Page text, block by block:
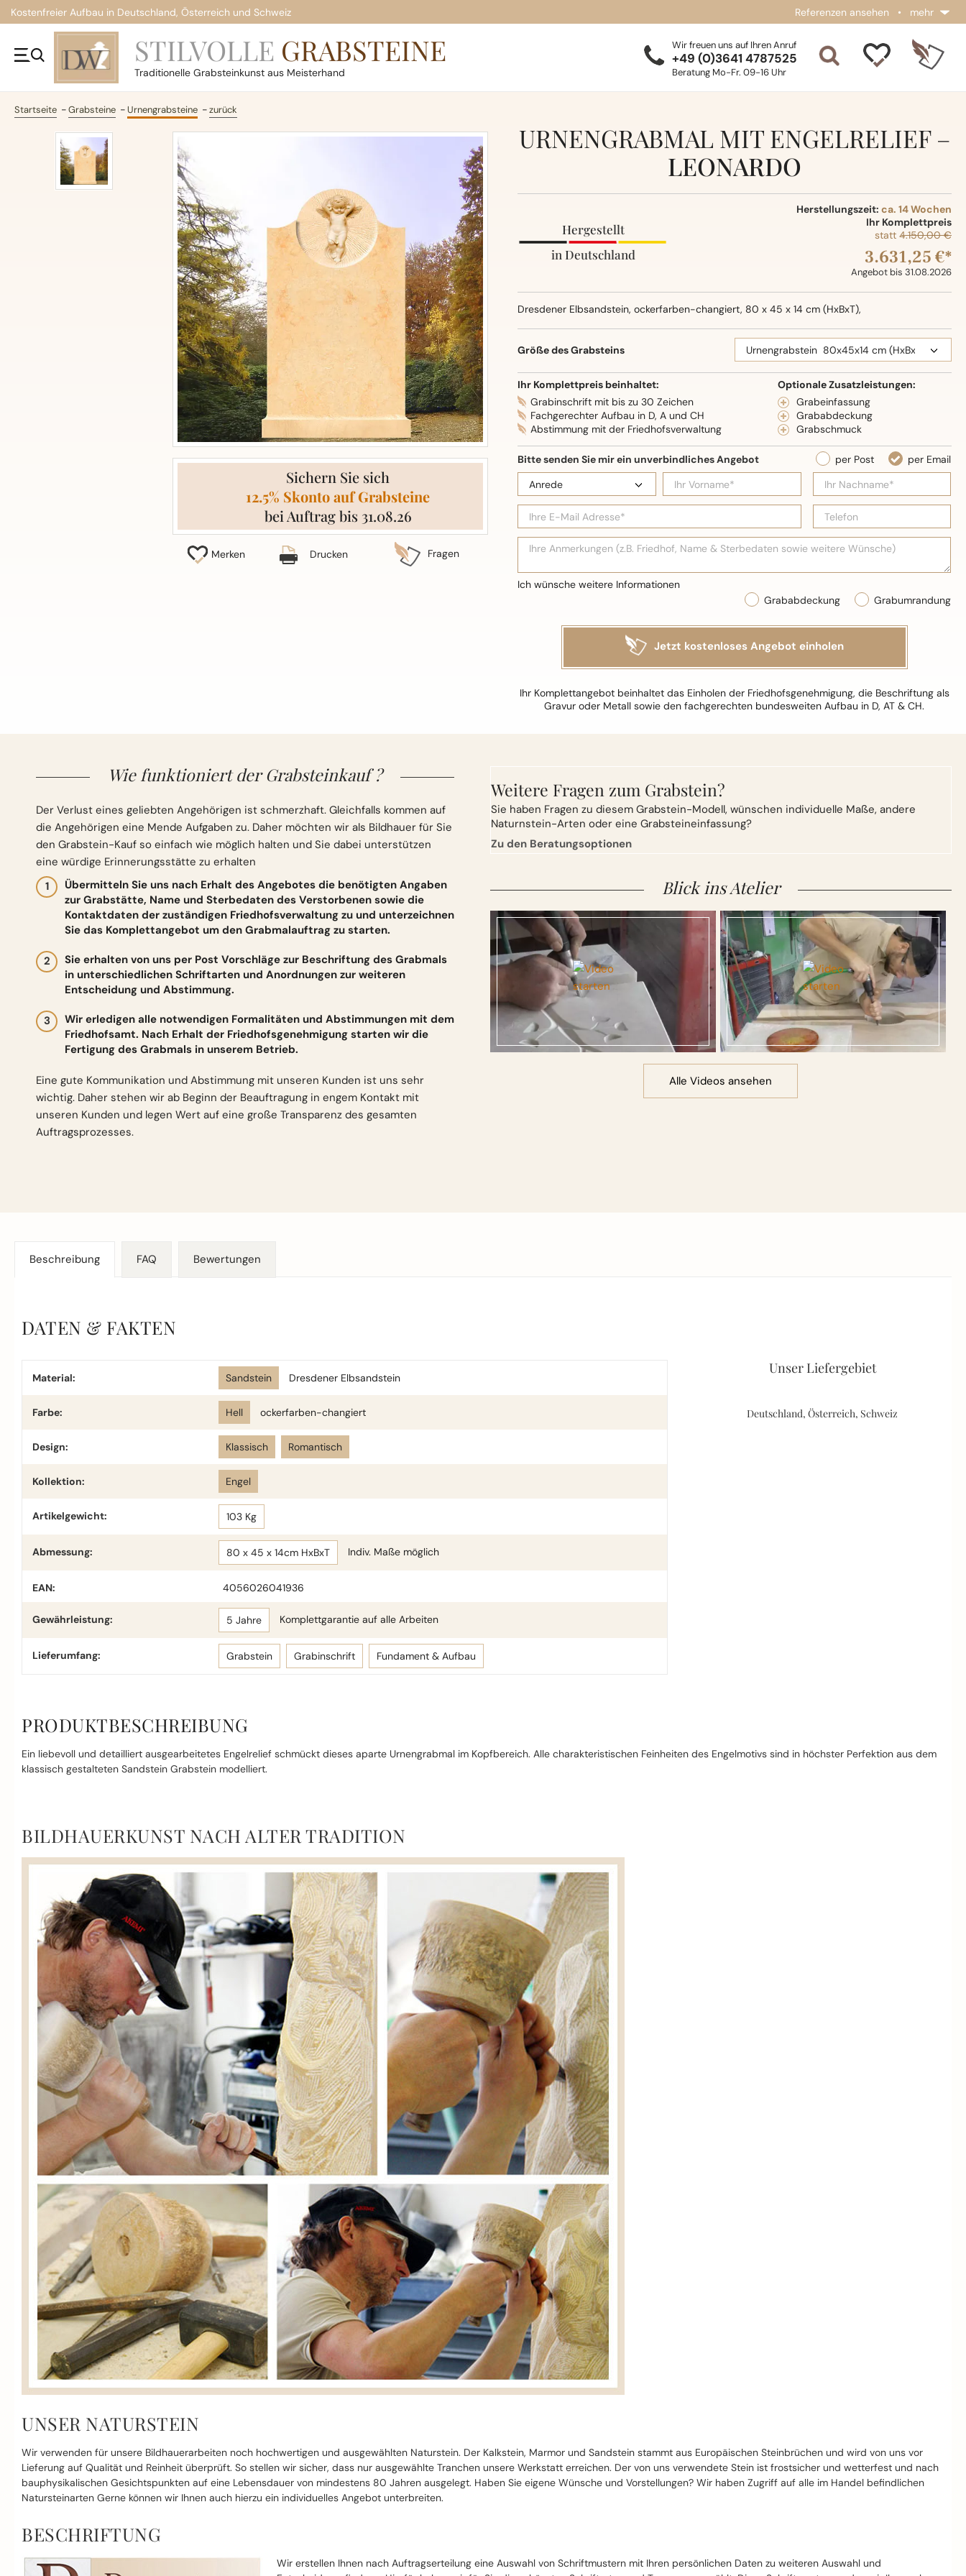
Kostenfreier Aufbau in Deutschland, Österreich und Schweiz Referenzen ansehen • mehr
STILVOLLE GRABSTEINE
Traditionelle Grabsteinkunst aus Meisterhand
Wir freuen uns auf Ihren Anruf
+49 (0)3641 4787525
Beratung Mo-Fr. 09-16 Uhr
Startseite Grabsteine Urnengrabsteine zurück
Sichern Sie sich
12.5% Skonto auf Grabsteine
bei Auftrag bis 31.08.26
Merken Drucken Fragen
URNENGRABMAL MIT ENGELRELIEF –
LEONARDO
Hergestellt
in Deutschland
Herstellungszeit: ca. 14 Wochen
Ihr Komplettpreis
statt 4.150,00 €
3.631,25 €*
Angebot bis 31.08.2026
Dresdener Elbsandstein, ockerfarben-changiert, 80 x 45 x 14 cm (HxBxT),
Oberflächenbearbeitung: Seidenglanz
Größe des Grabsteins
Ihr Komplettpreis beinhaltet:
Grabinschrift mit bis zu 30 Zeichen
Fachgerechter Aufbau in D, A und CH
Abstimmung mit der Friedhofsverwaltung
Optionale Zusatzleistungen:
Grabeinfassung
Grababdeckung
Grabschmuck
Grabumrandung
Grababdeckung
Ihr Komplettangebot beinhaltet das Einholen der Friedhofsgenehmigung, die Beschriftung als
Gravur oder Metall sowie den fachgerechten bundesweiten Aufbau in D, AT & CH.
Wie funktioniert der Grabsteinkauf ?
Der Verlust eines geliebten Angehörigen ist schmerzhaft. Gleichfalls kommen auf
die Angehörigen eine Mende Aufgaben zu. Daher möchten wir als Bildhauer für Sie
den Grabstein-Kauf so einfach wie möglich halten und Sie dabei unterstützen
eine würdige Erinnerungsstätte zu erhalten
Übermitteln Sie uns nach Erhalt des Angebotes die benötigten Angaben
zur Grabstätte, Name und Sterbedaten des Verstorbenen sowie die
Kontaktdaten der zuständigen Friedhofsverwaltung zu und unterzeichnen
Sie das Komplettangebot um den Grabmalauftrag zu starten.
Sie erhalten von uns per Post Vorschläge zur Beschriftung des Grabmals
in unterschiedlichen Schriftarten und Anordnungen zur weiteren
Entscheidung und Abstimmung.
Wir erledigen alle notwendigen Formalitäten und Abstimmungen mit dem
Friedhofsamt. Nach Erhalt der Friedhofsgenehmigung starten wir die
Fertigung des Grabmals in unserem Betrieb.
Eine gute Kommunikation und Abstimmung mit unseren Kunden ist uns sehr
wichtig. Daher stehen wir ab Beginn der Beauftragung in engem Kontakt mit
unseren Kunden und legen Wert auf eine große Transparenz des gesamten
Auftragsprozesses.
Weitere Fragen zum Grabstein?
Sie haben Fragen zu diesem Grabstein-Modell, wünschen individuelle Maße, andere
Naturnstein-Arten oder eine Grabsteineinfassung?
Zu den Beratungsoptionen
Blick ins Atelier
Alle Videos ansehen
Beschreibung
DATEN & FAKTEN
Material: Sandstein Dresdener Elbsandstein
Farbe: Hell ockerfarben-changiert
Design: Klassisch Romantisch
Kollektion: Engel
Artikelgewicht: 103 Kg
Abmessung: 80 x 45 x 14cm HxBxT Indiv. Maße möglich
EAN: 4056026041936
Gewährleistung: 5 Jahre Komplettgarantie auf alle Arbeiten
Lieferumfang: Grabstein Grabinschrift Fundament & Aufbau
Unser Liefergebiet
Deutschland, Österreich, Schweiz
PRODUKTBESCHREIBUNG
Ein liebevoll und detailliert ausgearbeitetes Engelrelief schmückt dieses aparte Urnengrabmal im Kopfbereich. Alle charakteristischen Feinheiten des Engelmotivs sind in höchster Perfektion aus dem
klassisch gestalteten Sandstein Grabstein modelliert.
BILDHAUERKUNST NACH ALTER TRADITION
UNSER NATURSTEIN
Wir verwenden für unsere Bildhauerarbeiten noch hochwertigen und ausgewählten Naturstein. Der Kalkstein, Marmor und Sandstein stammt aus Europäischen Steinbrüchen und wird von uns vor
Lieferung auf Qualität und Reinheit überprüft. So stellen wir sicher, dass nur ausgewählte Tranchen unsere Werkstatt erreichen. Der von uns verwendete Stein ist frostsicher und wetterfest und nach
bauphysikalischen Gesichtspunkten auf eine Lebensdauer von mindestens 80 Jahren ausgelegt. Haben Sie eigene Wünsche und Vorstellungen? Wir haben Zugriff auf alle im Handel befindlichen
Natursteinarten Gerne können wir Ihnen auch hierzu ein individuelles Angebot unterbreiten.
BESCHRIFTUNG
Wir erstellen Ihnen nach Auftragserteilung eine Auswahl von Schriftmustern mit Ihren persönlichen Daten zu weiteren Auswahl und
FAQ Bewertungen